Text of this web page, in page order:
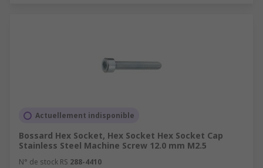
Actuellement indisponible
Bossard Hex Socket, Hex Socket Hex Socket Cap
Stainless Steel Machine Screw 12.0 mm M2.5
N° de stock RS 288-4410